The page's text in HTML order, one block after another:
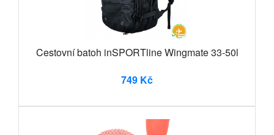
Cestovní batoh inSPORTline Wingmate 33-50l
749 Kč